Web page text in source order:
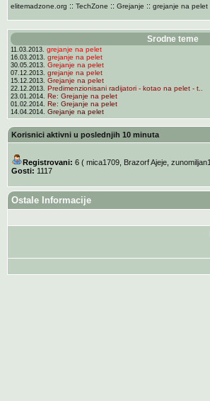
elitemadzone.org :: TechZone :: Grejanje :: grejanje na pelet
Srodne teme
11.03.2013. grejanje na pelet
16.03.2013. grejanje na pelet
30.05.2013. Grejanje na pelet
07.12.2013. grejanje na pelet
15.12.2013. Grejanje na pelet
22.12.2013. Predimenzionisani radijatori - kotao na pelet - t..
23.01.2014. Re: Grejanje na pelet
01.02.2014. Re: Grejanje na pelet
14.04.2014. Grejanje na pelet
Korisnici aktivni u poslednjih 10 minuta
Registrovani: 6 ( mica1709, Brazorf Ajeje, zunomiljan1
Gosti: 1117
Ostale Informacije